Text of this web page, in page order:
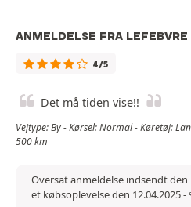
ANMELDELSE FRA LEFEBVRE
4/5
Det må tiden vise!!
Vejtype: By - Kørsel: Normal - Køretøj:
500 km
Oversat anmeldelse indsendt den
et købsoplevelse den 12.04.2025-